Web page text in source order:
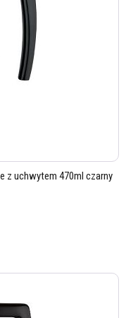
z uchwytem 470ml czarny